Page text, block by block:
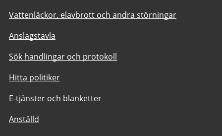
Vattenläckor, elavbrott och andra störningar
Anslagstavla
Sök handlingar och protokoll
Hitta politiker
E-tjänster och blanketter
Anställd